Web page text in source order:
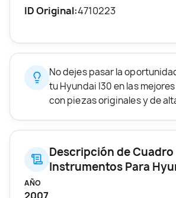
ID Original:4710223
No dejes pasar la
tu Hyundai I30 en las
con piezas originales y de
Descripción de Cuadro
Instrumentos Para
AÑO